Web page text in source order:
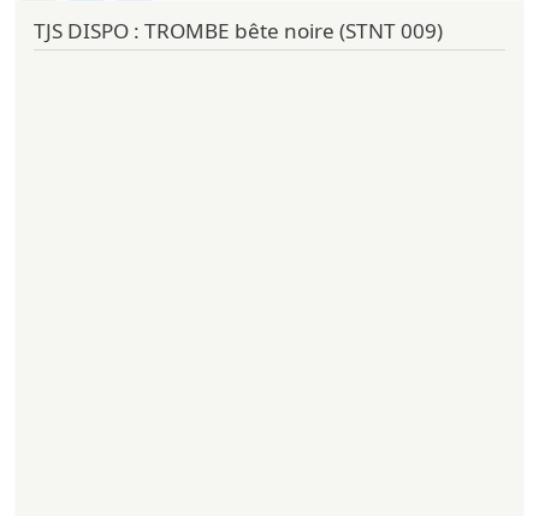
TJS DISPO : TROMBE bête noire (STNT 009)